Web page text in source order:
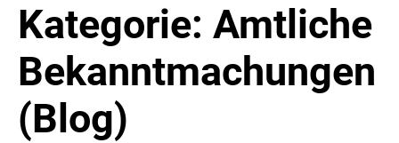
Kategorie: Amtliche
Bekanntmachungen
(Blog)